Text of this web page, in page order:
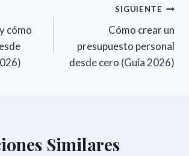
cómo
SIGUIENTE
Cómo crear un
presupuesto personal
desde cero (Guía 2026)
Similares